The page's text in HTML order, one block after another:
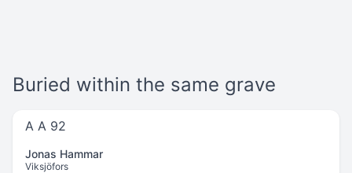
Buried within the same grave
A A 92
Jonas Hammar
Viksjöfors